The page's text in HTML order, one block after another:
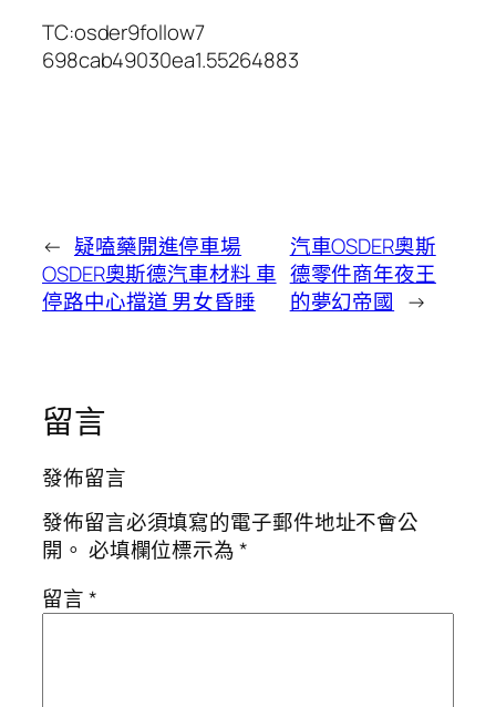
TC:osder9follow7
698cab49030ea1.55264883
← 疑嗑藥開進停車場
OSDER奧斯德汽車材料 車
停路中心擋道 男女昏睡
汽車OSDER奧斯
德零件商年夜王
的夢幻帝國 →
留言
發佈留言
發佈留言必須填寫的電子郵件地址不會公
開。 必填欄位標示為*
留言*